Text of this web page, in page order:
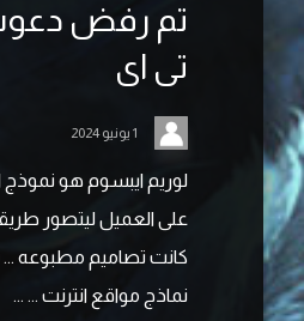
تم رفض
تی ای
1 يونيو 2024
لوريم ايبسوم هو
على العميل ليتصور
كانت تصاميم مطبوعه ...
نماذج مواقع انترنت ... ...